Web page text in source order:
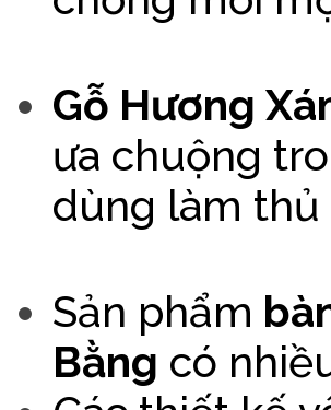
Gỗ Hương
ưa chuộng
dùng làm thủ
Sản phẩm
Bằng có